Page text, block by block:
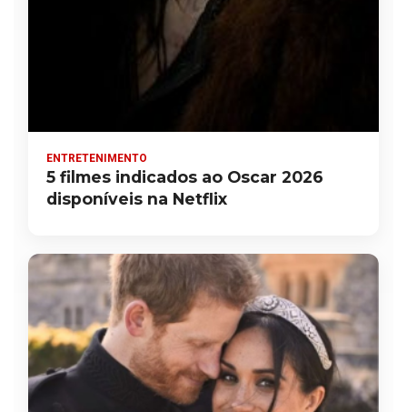
ENTRETENIMENTO
5 filmes indicados ao Oscar 2026
disponíveis na Netflix